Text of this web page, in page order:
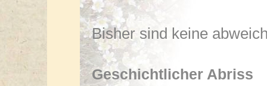
Bisher sind keine
Geschichtlicher Abriss